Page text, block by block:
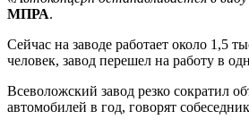
МПРА.
Сейчас на заводе работает около 1,5
человек, завод перешел на работу в
Всеволожский завод резко сократил
автомобилей в год, говорят